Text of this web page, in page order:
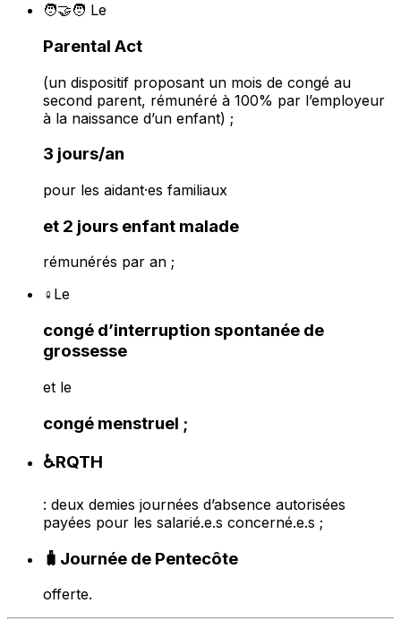
🧑‍🤝‍🧑 Le
Parental Act
(un dispositif proposant un mois de congé au
second parent, rémunéré à 100% par l’employeur
à la naissance d’un enfant) ;
3 jours/an
pour les aidant·es familiaux
et 2 jours enfant malade
rémunérés par an ;
♀️Le
congé d’interruption spontanée de
grossesse
et le
congé menstruel ;
♿RQTH
: deux demies journées d’absence autorisées
payées pour les salarié.e.s concerné.e.s ;
🧳Journée de Pentecôte
offerte.